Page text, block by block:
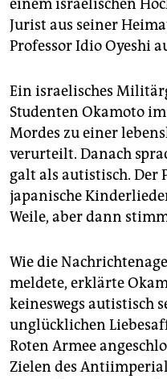
abo
genossenschaft
epaper login
einem israelischen
Jurist aus seiner
Professor Idio Oyeshi
Ein israelisches
Studenten Okamoto im
Mordes zu einer
verurteilt. Danach
galt als autistisch. Der
japanische
Weile, aber dann
Wie die
meldete, erklärte
keineswegs autistisch
unglücklichen
Roten Armee
Zielen des